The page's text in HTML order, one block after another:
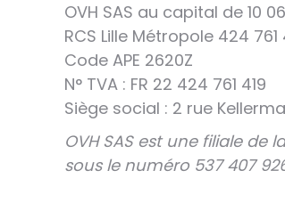
OVH SAS au capital de 10
RCS Lille Métropole 424 761
Code APE 2620Z
N° TVA : FR 22 424 761 419
Siège social : 2 rue
OVH SAS est une filiale de
sous le numéro 537 407